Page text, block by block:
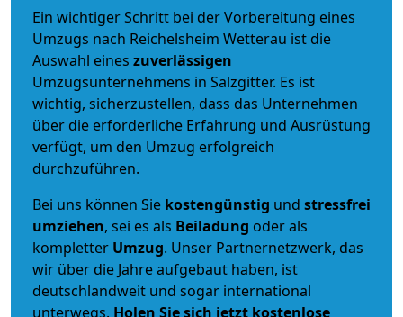
Ein wichtiger Schritt bei der Vorbereitung eines
Umzugs nach Reichelsheim Wetterau ist die
Auswahl eines zuverlässigen
Umzugsunternehmens in Salzgitter. Es ist
wichtig, sicherzustellen, dass das Unternehmen
über die erforderliche Erfahrung und Ausrüstung
verfügt, um den Umzug erfolgreich
durchzuführen.
Bei uns können Sie kostengünstig und stressfrei
umziehen, sei es als Beiladung oder als
kompletter Umzug. Unser Partnernetzwerk, das
wir über die Jahre aufgebaut haben, ist
deutschlandweit und sogar international
unterwegs. Holen Sie sich jetzt kostenlose